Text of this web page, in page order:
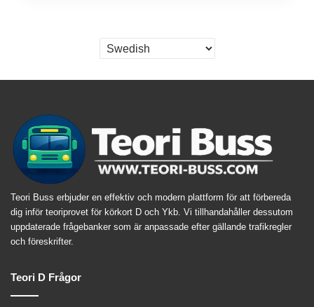
Teori Buss erbjuder en effektiv och modern plattform för att förbereda
dig inför teoriprovet för körkort D och Ykb. Vi tillhandahåller dessutom
uppdaterade frågebanker som är anpassade efter gällande trafikregler
och föreskrifter.
Teori D Frågor